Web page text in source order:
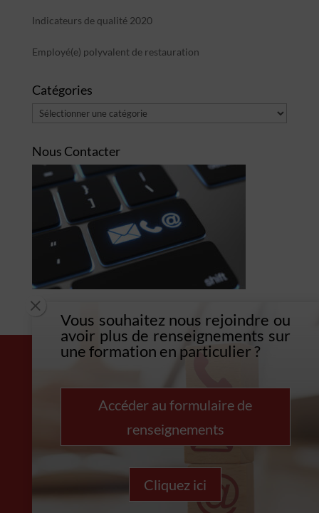
Indicateurs de qualité 2020
Employé(e) polyvalent de restauration
Catégories
Catégories
Nous Contacter
Copyright © CREE REUNION 2021 – Tous droits réservés
M
Vous souhaitez nous rejoindre ou
avoir plus de renseignements sur
une formation en particulier ?
Accéder au formulaire de
renseignements
Cliquez ici